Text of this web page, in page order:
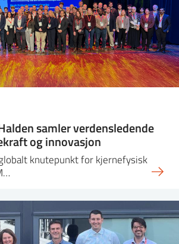
samler verdensledende
og innovasjon
knutepunkt for kjernefysisk